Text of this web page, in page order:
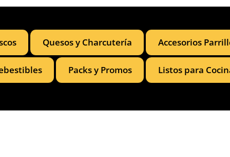
Quesos y Charcutería Accesorios
Packs y Promos Listos para